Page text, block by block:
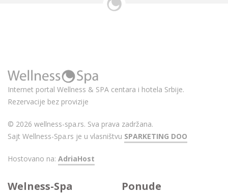
Internet portal Wellness & SPA centara i hotela Srbije.
Rezervacije bez provizije
© 2026 wellness-spa.rs. Sva prava zadržana.
Sajt Wellness-Spa.rs je u vlasništvu SPARKETING DOO
Hostovano na: AdriaHost
Welness-Spa Ponude